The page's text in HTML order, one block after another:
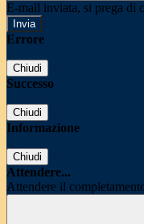
E-mail inviata, si prega di
Errore
Chiudi
Successo
Chiudi
Informazione
Chiudi
Attendere...
Attendere il